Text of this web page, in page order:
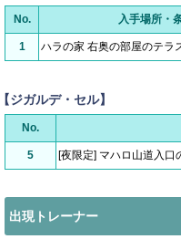
No. 入手場所・
1 ハラの家 右奥の部屋のテラ
ジガルデ・セル】
No.
5 [夜限定] マハロ山道入口
出現トレーナー